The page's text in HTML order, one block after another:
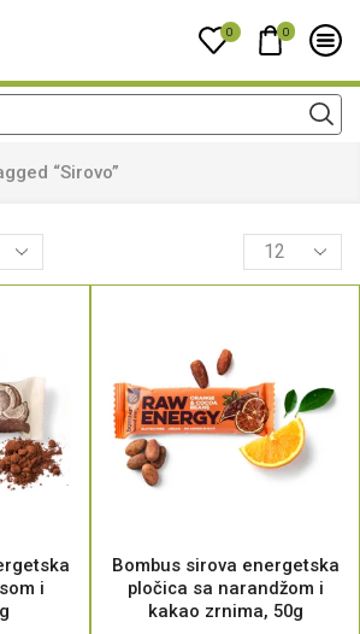
0 0
“sirovo”
i
Bombus sirova energetska
pločica sa narandžom i
kakao zrnima, 50g